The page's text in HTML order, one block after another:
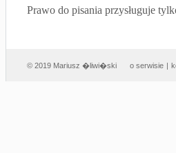
Prawo do pisania przysługuje
© 2019 Mariusz �liwi�ski o serwisie |